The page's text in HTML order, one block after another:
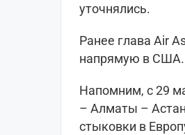
уточнялись.
Ранее глава Air
напрямую в США.
Напомним, с 29
– Алматы –
стыковки в